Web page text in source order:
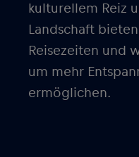
kulturellem Reiz
Landschaft
Reisezeiten und
um mehr
ermöglichen.